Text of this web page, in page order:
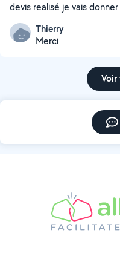
devis realisé je vais
Thierry
Merci
Voir